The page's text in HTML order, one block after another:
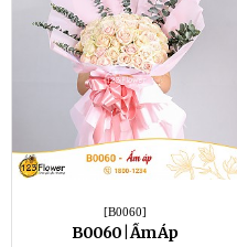
[B0060]
B0060 | Ấm Áp